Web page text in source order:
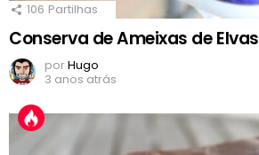
106 Partilhas
Conserva de Ameixas de Elvas
porHugo
3 anos atrás